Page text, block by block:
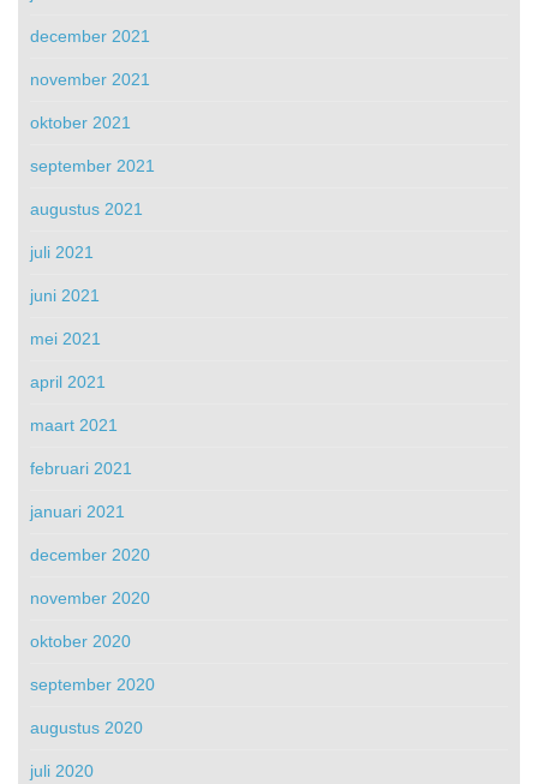
december 2021
november 2021
oktober 2021
september 2021
augustus 2021
juli 2021
juni 2021
mei 2021
april 2021
maart 2021
februari 2021
januari 2021
december 2020
november 2020
oktober 2020
september 2020
augustus 2020
juli 2020